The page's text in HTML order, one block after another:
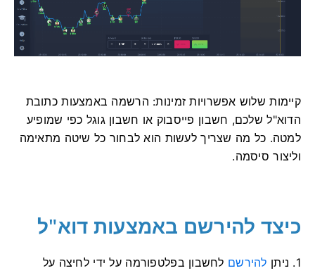
קיימות שלוש אפשרויות זמינות: הרשמה באמצעות כתובת
הדוא"ל שלכם, חשבון פייסבוק או חשבון גוגל כפי שמופיע
למטה. כל מה שצריך לעשות הוא לבחור כל שיטה מתאימה
וליצור סיסמה.
כיצד להירשם באמצעות דוא"ל
1. ניתן להירשם לחשבון בפלטפורמה על ידי לחיצה על